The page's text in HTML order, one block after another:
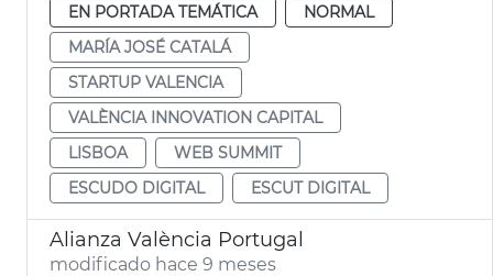
EN PORTADA TEMÁTICA
NORMAL
MARÍA JOSÉ CATALÁ
STARTUP VALENCIA
VALÈNCIA INNOVATION CAPITAL
LISBOA
WEB SUMMIT
ESCUDO DIGITAL
ESCUT DIGITAL
Alianza València Portugal
modificado hace 9 meses